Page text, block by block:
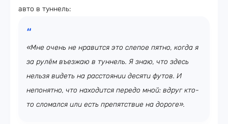
авто в туннель:
«Мне очень не нравится это слепое пятно, когда я
за рулём въезжаю в туннель. Я знаю, что здесь
нельзя видеть на расстоянии десяти футов. И
непонятно, что находится передо мной: вдруг кто-
то сломался или есть препятствие на дороге».